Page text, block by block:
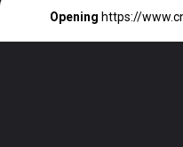
Opening